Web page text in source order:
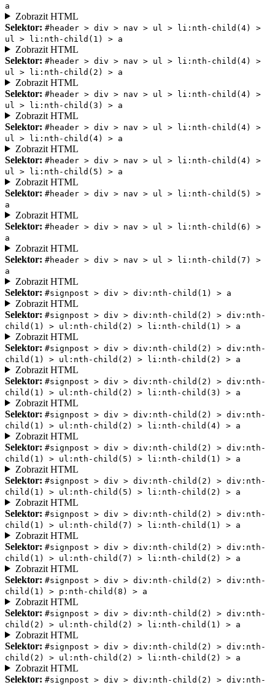
a
Zobrazit HTML
Selektor: #header > div > nav > ul > li:nth-child(4) >
ul > li:nth-child(1) > a
Zobrazit HTML
Selektor: #header > div > nav > ul > li:nth-child(4) >
ul > li:nth-child(2) > a
Zobrazit HTML
Selektor: #header > div > nav > ul > li:nth-child(4) >
ul > li:nth-child(3) > a
Zobrazit HTML
Selektor: #header > div > nav > ul > li:nth-child(4) >
ul > li:nth-child(4) > a
Zobrazit HTML
Selektor: #header > div > nav > ul > li:nth-child(4) >
ul > li:nth-child(5) > a
Zobrazit HTML
Selektor: #header > div > nav > ul > li:nth-child(5) >
a
Zobrazit HTML
Selektor: #header > div > nav > ul > li:nth-child(6) >
a
Zobrazit HTML
Selektor: #header > div > nav > ul > li:nth-child(7) >
a
Zobrazit HTML
Selektor: #signpost > div > div:nth-child(1) > a
Zobrazit HTML
Selektor: #signpost > div > div:nth-child(2) > div:nth-
child(1) > ul:nth-child(2) > li:nth-child(1) > a
Zobrazit HTML
Selektor: #signpost > div > div:nth-child(2) > div:nth-
child(1) > ul:nth-child(2) > li:nth-child(2) > a
Zobrazit HTML
Selektor: #signpost > div > div:nth-child(2) > div:nth-
child(1) > ul:nth-child(2) > li:nth-child(3) > a
Zobrazit HTML
Selektor: #signpost > div > div:nth-child(2) > div:nth-
child(1) > ul:nth-child(2) > li:nth-child(4) > a
Zobrazit HTML
Selektor: #signpost > div > div:nth-child(2) > div:nth-
child(1) > ul:nth-child(5) > li:nth-child(1) > a
Zobrazit HTML
Selektor: #signpost > div > div:nth-child(2) > div:nth-
child(1) > ul:nth-child(5) > li:nth-child(2) > a
Zobrazit HTML
Selektor: #signpost > div > div:nth-child(2) > div:nth-
child(1) > ul:nth-child(7) > li:nth-child(1) > a
Zobrazit HTML
Selektor: #signpost > div > div:nth-child(2) > div:nth-
child(1) > ul:nth-child(7) > li:nth-child(2) > a
Zobrazit HTML
Selektor: #signpost > div > div:nth-child(2) > div:nth-
child(1) > p:nth-child(8) > a
Zobrazit HTML
Selektor: #signpost > div > div:nth-child(2) > div:nth-
child(2) > ul:nth-child(2) > li:nth-child(1) > a
Zobrazit HTML
Selektor: #signpost > div > div:nth-child(2) > div:nth-
child(2) > ul:nth-child(2) > li:nth-child(2) > a
Zobrazit HTML
Selektor: #signpost > div > div:nth-child(2) > div:nth-